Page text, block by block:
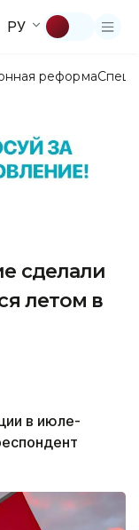
РУ
реформа
сделали
летом в
в июле-